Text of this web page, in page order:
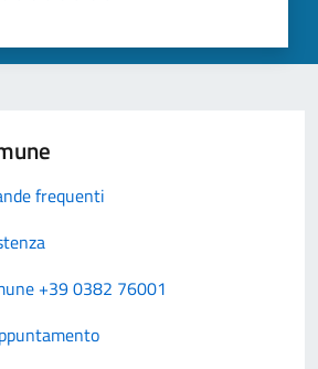
frequenti
+39 0382 76001